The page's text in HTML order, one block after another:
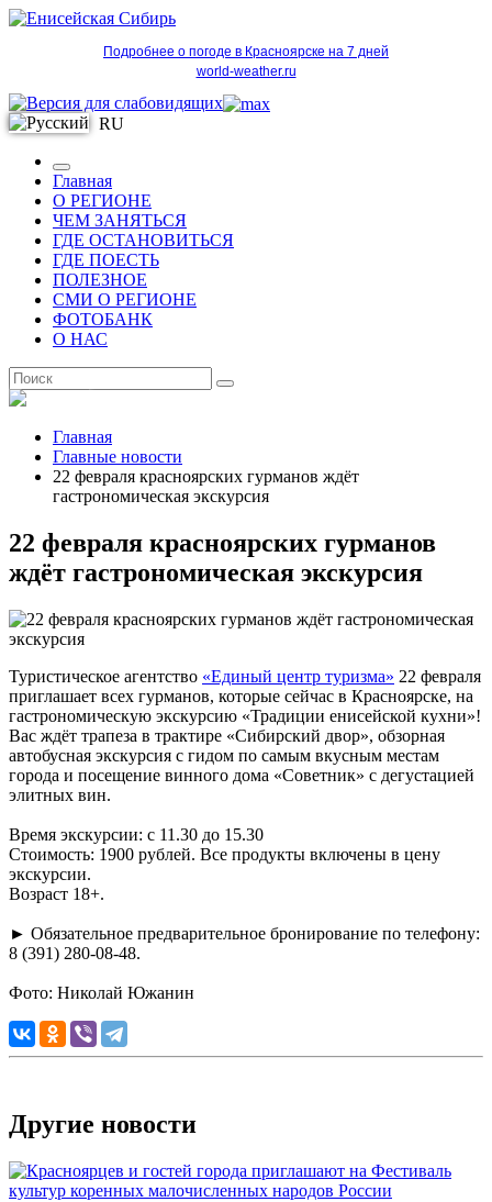
Подробнее о погоде в Красноярске на 7 дней
world-weather.ru
RU
Главная
О РЕГИОНЕ
ЧЕМ ЗАНЯТЬСЯ
ГДЕ ОСТАНОВИТЬСЯ
ГДЕ ПОЕСТЬ
ПОЛЕЗНОЕ
СМИ О РЕГИОНЕ
ФОТОБАНК
О НАС
Главная
Главные новости
22 февраля красноярских гурманов ждёт
гастрономическая экскурсия
22 февраля красноярских гурманов
ждёт гастрономическая экскурсия
Туристическое агентство «Единый центр туризма» 22 февраля
приглашает всех гурманов, которые сейчас в Красноярске, на
гастрономическую экскурсию «Традиции енисейской кухни»!
Вас ждёт трапеза в трактире «Сибирский двор», обзорная
автобусная экскурсия с гидом по самым вкусным местам
города и посещение винного дома «Советник» с дегустацией
элитных вин.
Время экскурсии: с 11.30 до 15.30
Стоимость: 1900 рублей. Все продукты включены в цену
экскурсии.
Возраст 18+.
► Обязательное предварительное бронирование по телефону:
8 (391) 280-08-48.
Фото: Николай Южанин
Другие новости